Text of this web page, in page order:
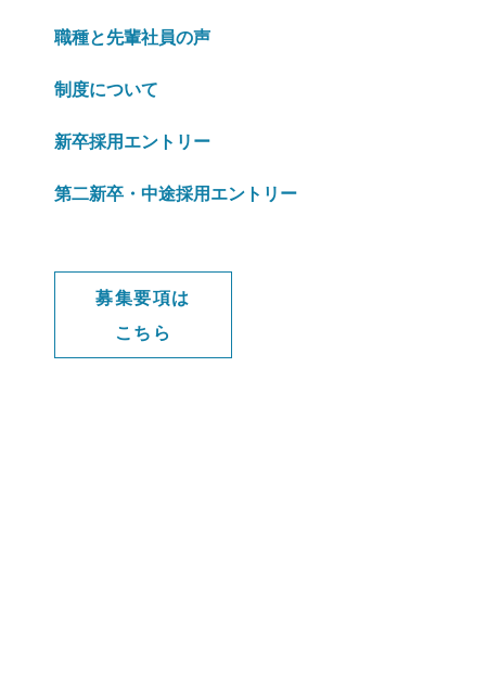
職種と先輩社員の声
制度について
新卒採用エントリー
第二新卒・中途採用エントリー
募集要項は
こちら